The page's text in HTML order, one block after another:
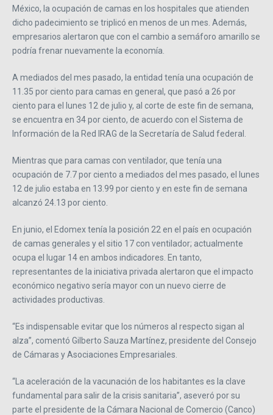
México, la ocupación de camas en los hospitales que atienden
dicho padecimiento se triplicó en menos de un mes. Además,
empresarios alertaron que con el cambio a semáforo amarillo se
podría frenar nuevamente la economía.
A mediados del mes pasado, la entidad tenía una ocupación de
11.35 por ciento para camas en general, que pasó a 26 por
ciento para el lunes 12 de julio y, al corte de este fin de semana,
se encuentra en 34 por ciento, de acuerdo con el Sistema de
Información de la Red IRAG de la Secretaría de Salud federal.
Mientras que para camas con ventilador, que tenía una
ocupación de 7.7 por ciento a mediados del mes pasado, el lunes
12 de julio estaba en 13.99 por ciento y en este fin de semana
alcanzó 24.13 por ciento.
En junio, el Edomex tenía la posición 22 en el país en ocupación
de camas generales y el sitio 17 con ventilador; actualmente
ocupa el lugar 14 en ambos indicadores. En tanto,
representantes de la iniciativa privada alertaron que el impacto
económico negativo sería mayor con un nuevo cierre de
actividades productivas.
“Es indispensable evitar que los números al respecto sigan al
alza”, comentó Gilberto Sauza Martínez, presidente del Consejo
de Cámaras y Asociaciones Empresariales.
“La aceleración de la vacunación de los habitantes es la clave
fundamental para salir de la crisis sanitaria”, aseveró por su
parte el presidente de la Cámara Nacional de Comercio (Canco)